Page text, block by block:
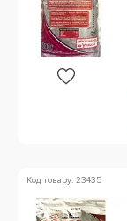
Код товару: 23435